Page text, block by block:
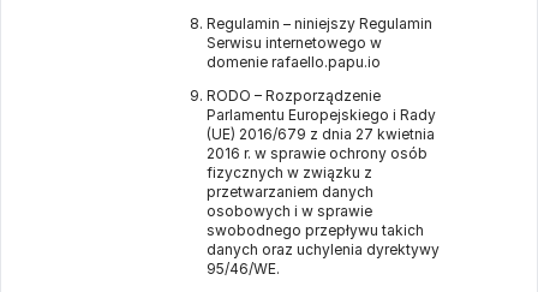
Regulamin – niniejszy Regulamin
Serwisu internetowego w
domenie rafaello.papu.io
RODO – Rozporządzenie
Parlamentu Europejskiego i Rady
(UE) 2016/679 z dnia 27 kwietnia
2016 r. w sprawie ochrony osób
fizycznych w związku z
przetwarzaniem danych
osobowych i w sprawie
swobodnego przepływu takich
danych oraz uchylenia dyrektywy
95/46/WE.